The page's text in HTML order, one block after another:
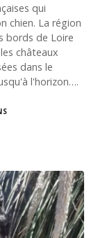
qui
chien. La région
bords de Loire
châteaux
dans le
l'horizon….